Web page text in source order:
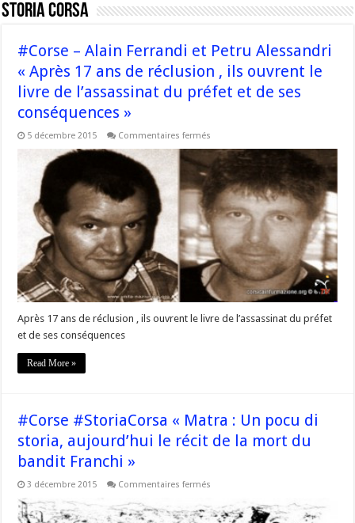
Storia Corsa
#Corse – Alain Ferrandi et Petru Alessandri
« Après 17 ans de réclusion , ils ouvrent le
livre de l’assassinat du préfet et de ses
conséquences »
5 décembre 2015 Commentaires fermés
Alain
Ferrandi
Petru
Alessandri
« Après
17
ans
de
réclusion
,
ils
ouvrent
le
de
Après 17 ans de réclusion , ils ouvrent le livre de l’assassinat du préfet
et de ses conséquences
Read More »
#Corse #StoriaCorsa « Matra : Un pocu di
storia, aujourd’hui le récit de la mort du
bandit Franchi »
3 décembre 2015 Commentaires fermés
#StoriaCorsa
« Matra